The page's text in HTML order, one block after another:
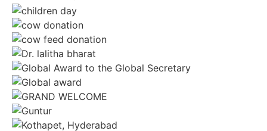
Founder Donor, Hyderabad, Telangana